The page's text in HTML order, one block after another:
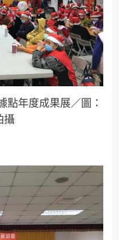
點年度成果展／圖：
攝